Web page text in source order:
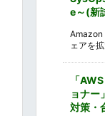
e～(新
Amazon
ェアを
「
ョナー
対策・